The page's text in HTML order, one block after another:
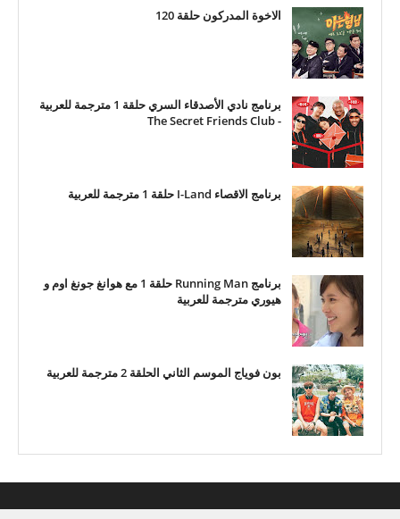
الاخوة المدركون حلقة 120
برنامج نادي الأصدقاء السري حلقة 1 مترجمة للعربية
- The Secret Friends Club
برنامج الاقصاء I-Land حلقة 1 مترجمة للعربية
برنامج Running Man حلقة 1 مع هوانغ جونغ اوم و
هيوري مترجمة للعربية
بون فوياج الموسم الثاني الحلقة 2 مترجمة للعربية